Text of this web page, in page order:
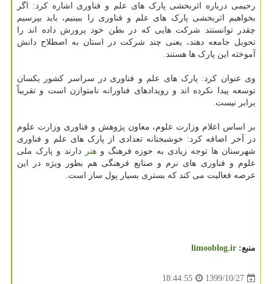
رحیمی درباره اثربخشی پارک های علم و فناوری اشاره کرد: اگر
بخواهیم اثربخشی پارک های علم و فناوری را ببینیم، باید بپرسیم
چقدر توانستند شرکت هایی که در بطن خود پرورش داده اند را
تحویل جامعه دهند، یعنی چند شرکت در استان به اصطلاح دانش
آموخته این پارک ها هستند.
وی عنوان کرد: پارک های علم و فناوری در سراسر کشور یکسان
توسعه پیدا نکرده اند و رویدادهای فناورانه نامتوازن است و تقریباً
برابر نیست.
بر اساس اعلام وزارت علوم، معاون پژوهش و فناوری وزارت علوم
در آخر اضافه کرد: خوشبختانه تعدادی از پارک های علم و فناوری
شهرستان ها توجه زیادی به حوزه فرهنگ وهنر
دارند و پارک ملی
علوم و فناوری های نرم و صنایع فرهنگی هم بطور ویژه در این
عرصه فعالیت می کند که بستری بسیار پول ساز است.
منبع: limooblog.ir
1399/10/27
18:44:55